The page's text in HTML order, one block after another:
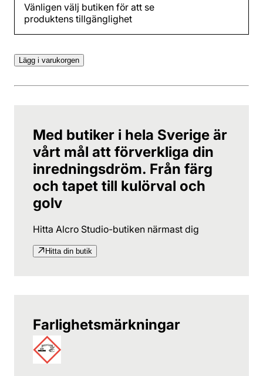
Vänligen välj butiken för att se
produktens tillgänglighet
Lägg i varukorgen
Med butiker i hela Sverige är
vårt mål att förverkliga din
inredningsdröm. Från färg
och tapet till kulörval och
golv
Hitta Alcro Studio-butiken närmast dig
Hitta din butik
Farlighetsmärkningar